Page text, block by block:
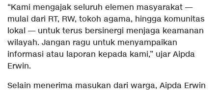
“Kami mengajak seluruh elemen masyarakat —
mulai dari RT, RW, tokoh agama, hingga komunitas
lokal — untuk terus bersinergi menjaga keamanan
wilayah. Jangan ragu untuk menyampaikan
informasi atau laporan kepada kami,” ujar Aipda
Erwin.
Selain menerima masukan dari warga, Aipda Erwin